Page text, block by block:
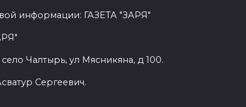
информации: ГАЗЕТА "ЗАРЯ"
Чалтырь, ул Мясникяна, д 100.
Сергеевич.